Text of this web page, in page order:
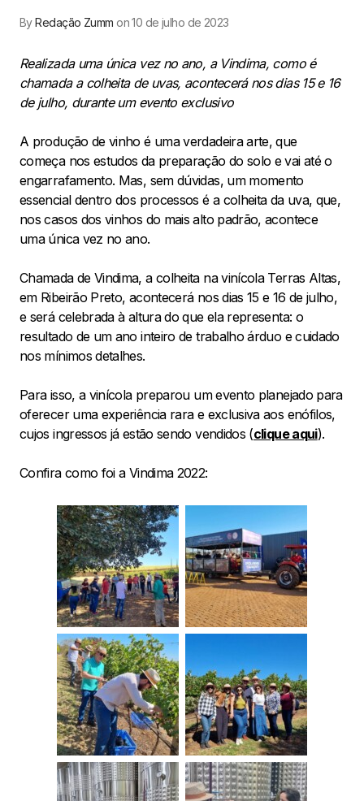
ByRedação Zumm on 10 de julho de 2023
Realizada uma única vez no ano, a Vindima, como é
chamada a colheita de uvas, acontecerá nos dias 15 e 16
de julho, durante um evento exclusivo
A produção de vinho é uma verdadeira arte, que
começa nos estudos da preparação do solo e vai até o
engarrafamento. Mas, sem dúvidas, um momento
essencial dentro dos processos é a colheita da uva, que,
nos casos dos vinhos do mais alto padrão, acontece
uma única vez no ano.
Chamada de Vindima, a colheita na vinícola Terras Altas,
em Ribeirão Preto, acontecerá nos dias 15 e 16 de julho,
e será celebrada à altura do que ela representa: o
resultado de um ano inteiro de trabalho árduo e cuidado
nos mínimos detalhes.
Para isso, a vinícola preparou um evento planejado para
oferecer uma experiência rara e exclusiva aos enófilos,
cujos ingressos já estão sendo vendidos (clique aqui).
Confira como foi a Vindima 2022: